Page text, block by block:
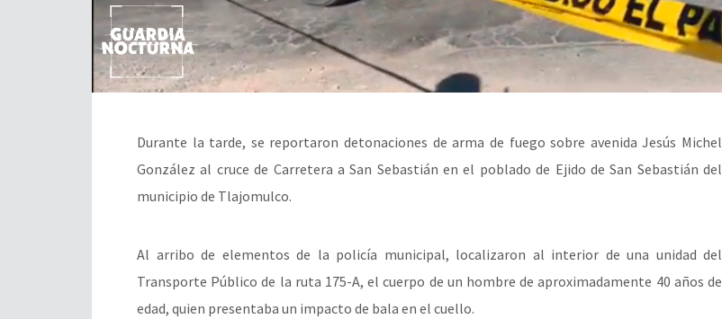
Durante la tarde, se reportaron detonaciones de arma de fuego sobre avenida Jesús Michel
González al cruce de Carretera a San Sebastián en el poblado de Ejido de San Sebastián del
municipio de Tlajomulco.
Al arribo de elementos de la policía municipal, localizaron al interior de una unidad del
Transporte Público de la ruta 175-A, el cuerpo de un hombre de aproximadamente 40 años de
edad, quien presentaba un impacto de bala en el cuello.